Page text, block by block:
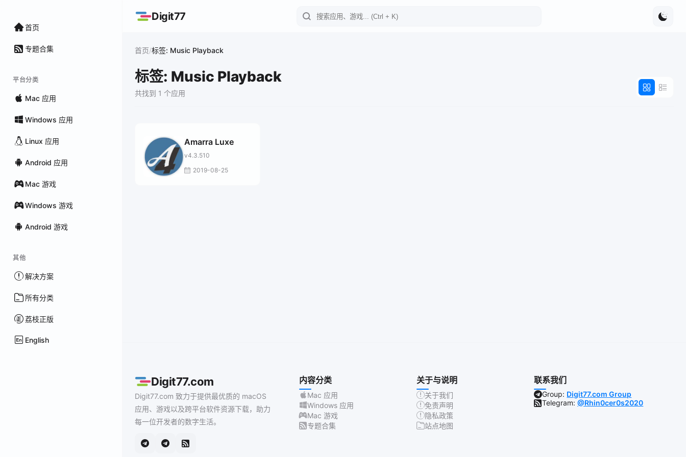
首页
专题合集
平台分类
Mac 应用
Windows 应用
Linux 应用
Android 应用
Mac 游戏
Windows 游戏
Android 游戏
其他
解决方案
所有分类
荔枝正版
English
Digit77
首页/标签: Music Playback
标签: Music Playback
共找到 1 个应用
Amarra Luxe
v4.3.510
2019-08-25
Digit77.com
Digit77.com 致力于提供最优质的 macOS
应用、游戏以及跨平台软件资源下载，助力
每一位开发者的数字生活。
内容分类
Mac 应用
Windows 应用
Mac 游戏
专题合集
关于与说明
关于我们
免责声明
隐私政策
站点地图
联系我们
Group: Digit77.com Group
Telegram:@Rhin0cer0s2020